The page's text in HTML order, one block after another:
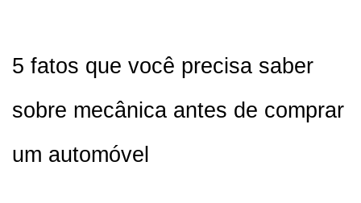
5 fatos que você precisa saber
sobre mecânica antes de comprar
um automóvel